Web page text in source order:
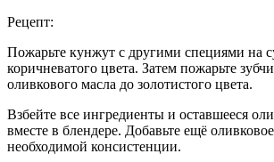
Рецепт:
Пожарьте кунжут с другими специями на
коричневатого цвета. Затем пожарьте
оливкового масла до золотистого цвета.
Взбейте все ингредиенты и оставшееся
вместе в блендере. Добавьте ещё
необходимой консистенции.